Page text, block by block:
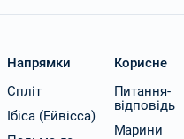
Напрямки
Спліт
Ібіса (Ейвісса)
Корисне
Питання-
відповідь
Марини